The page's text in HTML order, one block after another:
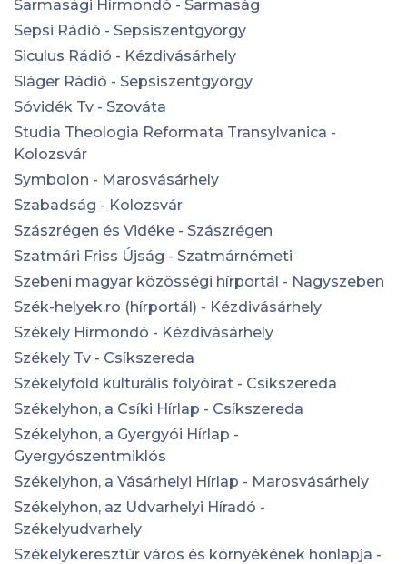
Sarmasági Hírmondó - Sarmaság
Sepsi Rádió - Sepsiszentgyörgy
Siculus Rádió - Kézdivásárhely
Sláger Rádió - Sepsiszentgyörgy
Sóvidék Tv - Szováta
Studia Theologia Reformata Transylvanica -
Kolozsvár
Symbolon - Marosvásárhely
Szabadság - Kolozsvár
Szászrégen és Vidéke - Szászrégen
Szatmári Friss Újság - Szatmárnémeti
Szebeni magyar közösségi hírportál - Nagyszeben
Szék-helyek.ro (hírportál) - Kézdivásárhely
Székely Hírmondó - Kézdivásárhely
Székely Tv - Csíkszereda
Székelyföld kulturális folyóirat - Csíkszereda
Székelyhon, a Csíki Hírlap - Csíkszereda
Székelyhon, a Gyergyói Hírlap -
Gyergyószentmiklós
Székelyhon, a Vásárhelyi Hírlap - Marosvásárhely
Székelyhon, az Udvarhelyi Híradó -
Székelyudvarhely
Székelykeresztúr város és környékének honlapja -